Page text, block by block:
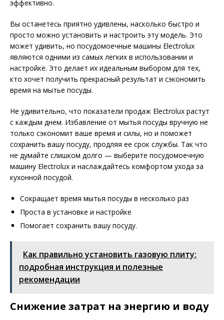
эффективно.
Вы останетесь приятно удивлены, насколько быстро и
просто можно установить и настроить эту модель. Это
может удивить, но посудомоечные машины Electrolux
являются одними из самых легких в использовании и
настройке. Это делает их идеальным выбором для тех,
кто хочет получить прекрасный результат и сэкономить
время на мытье посуды.
Не удивительно, что показатели продаж Electrolux растут
с каждым днем. Избавление от мытья посуды вручную не
только сэкономит ваше время и силы, но и поможет
сохранить вашу посуду, продляя ее срок службы. Так что
не думайте слишком долго — выберите посудомоечную
машину Electrolux и наслаждайтесь комфортом ухода за
кухонной посудой.
Сокращает время мытья посуды в несколько раз
Проста в установке и настройке
Помогает сохранить вашу посуду.
Как правильно установить газовую плиту:
подробная инструкция и полезные
рекомендации
Снижение затрат на энергию и воду